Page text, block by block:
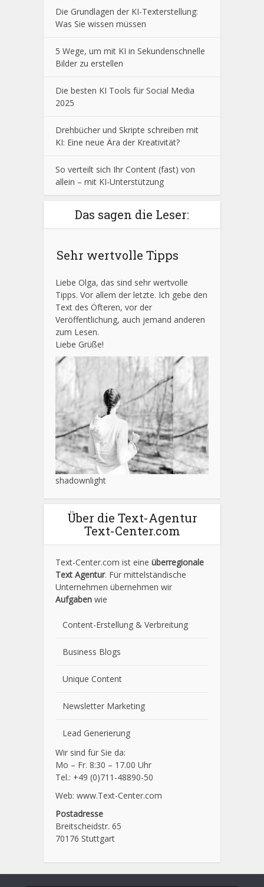
Die Grundlagen der KI-Texterstellung:
Was Sie wissen müssen
5 Wege, um mit KI in Sekundenschnelle
Bilder zu erstellen
Die besten KI Tools für Social Media
2025
Drehbücher und Skripte schreiben mit
KI: Eine neue Ära der Kreativität?
So verteilt sich Ihr Content (fast) von
allein – mit KI-Unterstützung
Das sagen die Leser:
Sehr wertvolle Tipps
Liebe Olga, das sind sehr wertvolle
Tipps. Vor allem der letzte. Ich gebe den
Text des Öfteren, vor der
Veröffentlichung, auch jemand anderen
zum Lesen.
Liebe Grüße!
shadownlight
Über die Text-Agentur
Text-Center.com
Text-Center.com ist eine überregionale
Text Agentur. Für mittelständische
Unternehmen übernehmen wir
Aufgaben wie
Content-Erstellung & Verbreitung
Business Blogs
Unique Content
Newsletter Marketing
Lead Generierung
Wir sind für Sie da:
Mo – Fr. 8:30 – 17.00 Uhr
Tel.: +49 (0)711-48890-50
Web: www.Text-Center.com
Postadresse
Breitscheidstr. 65
70176 Stuttgart